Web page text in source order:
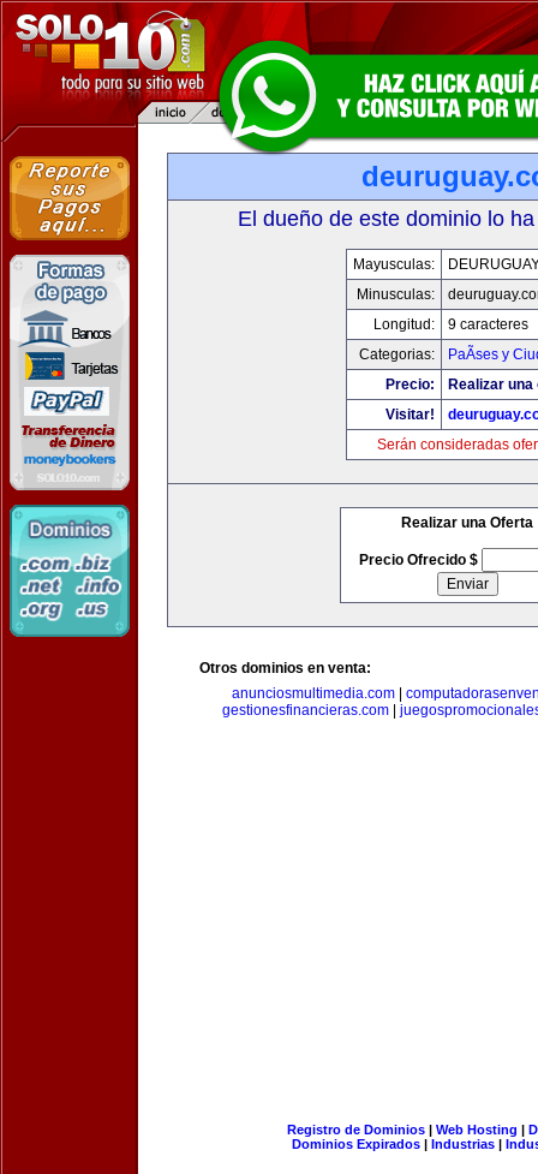
El dueño de este dominio lo
Mayusculas:
Minusculas:
Longitud:
9 caracteres
Categorias:
PaÃ­ses y
Precio:
Realizar
Visitar!
Serán consideradas
Realizar una Oferta
Precio Ofrecido $
Otros dominios en venta:
anunciosmultimedia.com
gestionesfinancieras.com
Registro de Dominios| Web Hosting |
Dominios Expirados | Industrias |